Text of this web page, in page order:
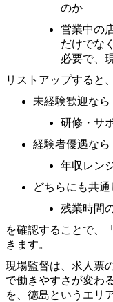
のか
営業中の
だけでな
必要で、
リストアップすると、
未経験歓迎なら
研修・サ
経験者優遇なら
年収レン
どちらにも共通
残業時間
を確認することで、
きます。
現場監督は、求人票
で働きやすさが変わ
を、徳島というエリ